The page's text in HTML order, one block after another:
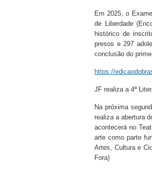
Em 2025, o
de Liberdade
histórico de
presos e 297
conclusão do
https://
JF realiza a 4ª
Na próxima
realiza a abertura
acontecerá no
arte como parte
Artes, Cultura e
Fora)